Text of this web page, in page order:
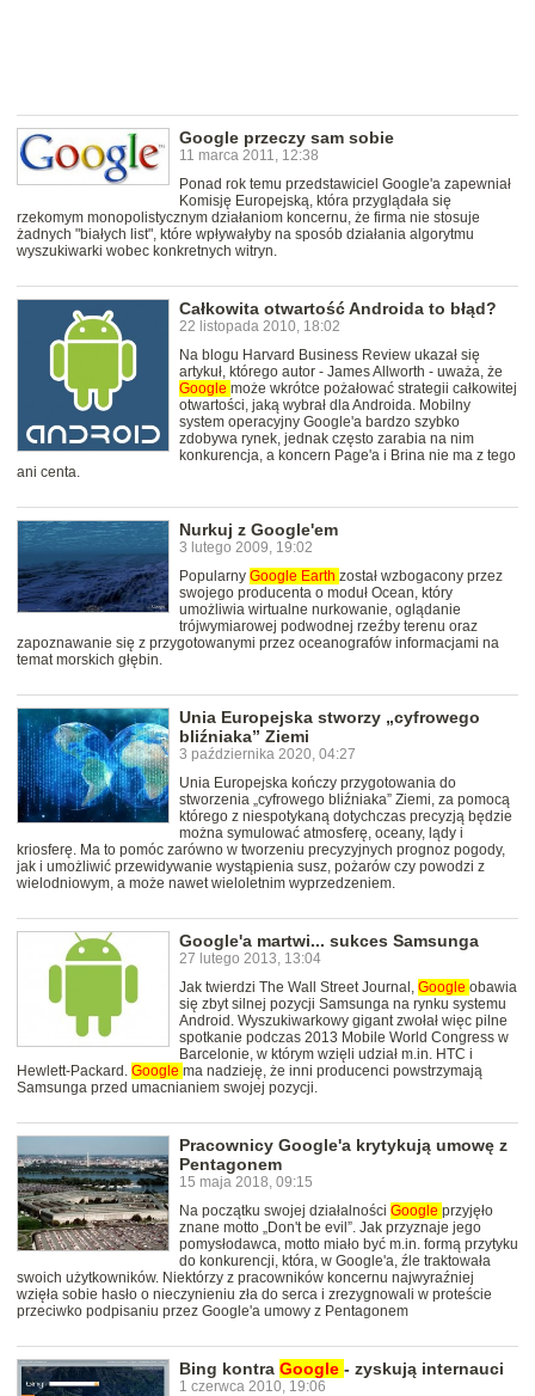
Google przeczy sam sobie
11 marca 2011, 12:38
Ponad rok temu przedstawiciel Google'a zapewniał
Komisję Europejską, która przyglądała się
rzekomym monopolistycznym działaniom koncernu, że firma nie stosuje
żadnych "białych list", które wpływałyby na sposób działania algorytmu
wyszukiwarki wobec konkretnych witryn.
Całkowita otwartość Androida to błąd?
22 listopada 2010, 18:02
Na blogu Harvard Business Review ukazał się
artykuł, którego autor - James Allworth - uważa, że
Google może wkrótce pożałować strategii całkowitej
otwartości, jaką wybrał dla Androida. Mobilny
system operacyjny Google'a bardzo szybko
zdobywa rynek, jednak często zarabia na nim
konkurencja, a koncern Page'a i Brina nie ma z tego
ani centa.
Nurkuj z Google'em
3 lutego 2009, 19:02
Popularny Google Earth został wzbogacony przez
swojego producenta o moduł Ocean, który
umożliwia wirtualne nurkowanie, oglądanie
trójwymiarowej podwodnej rzeźby terenu oraz
zapoznawanie się z przygotowanymi przez oceanografów informacjami na
temat morskich głębin.
Unia Europejska stworzy „cyfrowego
bliźniaka” Ziemi
3 października 2020, 04:27
Unia Europejska kończy przygotowania do
stworzenia „cyfrowego bliźniaka” Ziemi, za pomocą
którego z niespotykaną dotychczas precyzją będzie
można symulować atmosferę, oceany, lądy i
kriosferę. Ma to pomóc zarówno w tworzeniu precyzyjnych prognoz pogody,
jak i umożliwić przewidywanie wystąpienia susz, pożarów czy powodzi z
wielodniowym, a może nawet wieloletnim wyprzedzeniem.
Google'a martwi... sukces Samsunga
27 lutego 2013, 13:04
Jak twierdzi The Wall Street Journal, Google obawia
się zbyt silnej pozycji Samsunga na rynku systemu
Android. Wyszukiwarkowy gigant zwołał więc pilne
spotkanie podczas 2013 Mobile World Congress w
Barcelonie, w którym wzięli udział m.in. HTC i
Hewlett-Packard. Google ma nadzieję, że inni producenci powstrzymają
Samsunga przed umacnianiem swojej pozycji.
Pracownicy Google'a krytykują umowę z
Pentagonem
15 maja 2018, 09:15
Na początku swojej działalności Google przyjęło
znane motto „Don't be evil”. Jak przyznaje jego
pomysłodawca, motto miało być m.in. formą przytyku
do konkurencji, która, w Google'a, źle traktowała
swoich użytkowników. Niektórzy z pracowników koncernu najwyraźniej
wzięła sobie hasło o nieczynieniu zła do serca i zrezygnowali w proteście
przeciwko podpisaniu przez Google'a umowy z Pentagonem
Bing kontra Google - zyskują internauci
1 czerwca 2010, 19:06